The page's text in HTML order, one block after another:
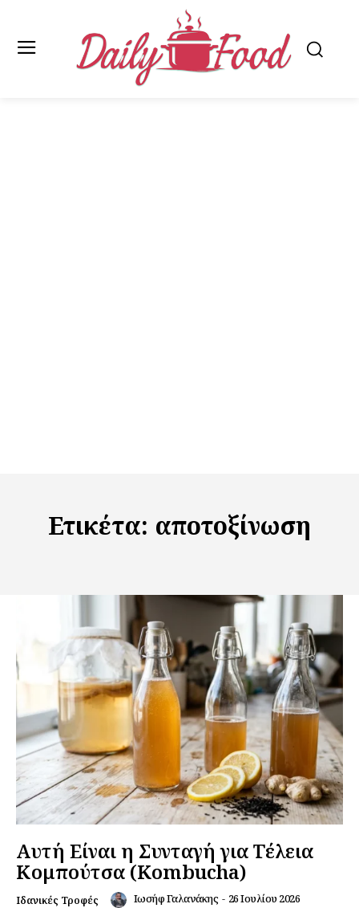
Ετικέτα: αποτοξίνωση
Αυτή Είναι η Συνταγή για Τέλεια
Κομπούτσα (Kombucha)
Ιδανικές Τροφές Ιωσήφ Γαλανάκης - 26 Ιουλίου 2026